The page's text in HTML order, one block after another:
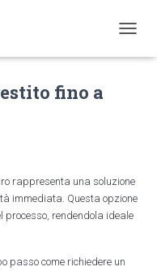
O
I
G
A
fino a
rappresenta una soluzione
immediata. Questa opzione
rendendola ideale
passo come richiedere un